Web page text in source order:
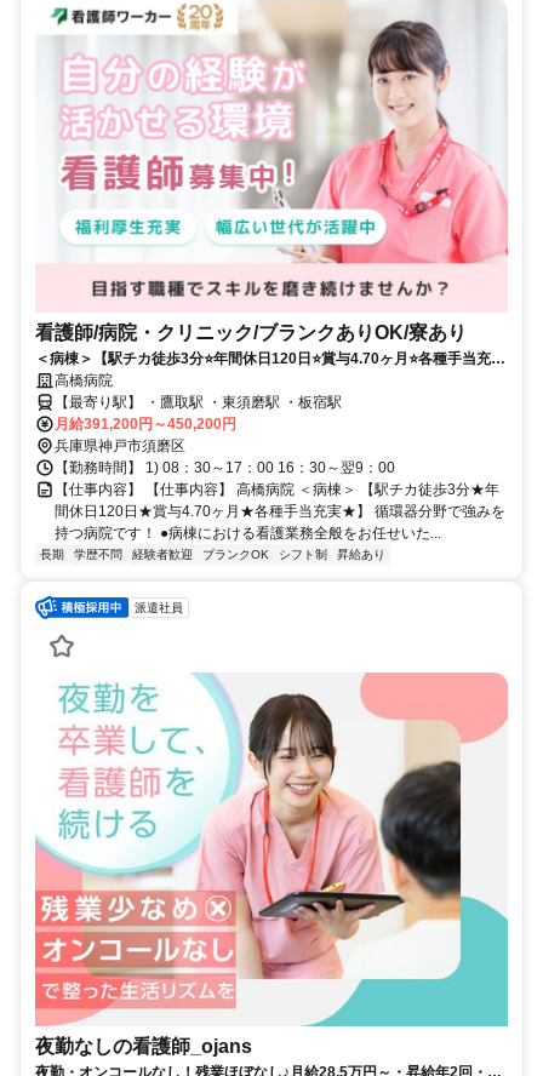
看護師/病院・クリニック/ブランクありOK/寮あり
＜病棟＞【駅チカ徒歩3分⭐年間休日120日⭐賞与4.70ヶ月⭐各種手当充実
⭐】循環器分野で強みを持つ病院です❗️
高橋病院
【最寄り駅】 ・鷹取駅 ・東須磨駅 ・板宿駅
月給391,200円～450,200円
兵庫県神戸市須磨区
【勤務時間】 1) 08：30～17：00 16：30～翌9：00
【仕事内容】 【仕事内容】 高橋病院 ＜病棟＞ 【駅チカ徒歩3分★年
間休日120日★賞与4.70ヶ月★各種手当充実★】 循環器分野で強みを
持つ病院です！ ●病棟における看護業務全般をお任せいた...
長期 学歴不問 経験者歓迎 ブランクOK シフト制 昇給あり
派遣社員
夜勤なしの看護師_ojans
夜勤・オンコールなし！残業ほぼなし♪月給28.5万円～・昇給年2回・賞